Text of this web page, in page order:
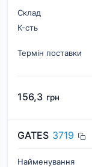
Склад
К-cть
Термін поставки
156,3 грн
GATES 3719
Найменування